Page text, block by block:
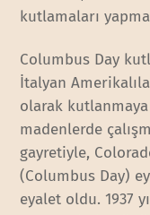
kutlamaları
Columbus Day
İtalyan
olarak kutlanmaya
madenlerde
gayretiyle,
(Columbus Day)
eyalet oldu. 1937